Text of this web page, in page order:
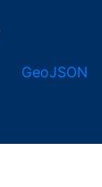
GeoJSON